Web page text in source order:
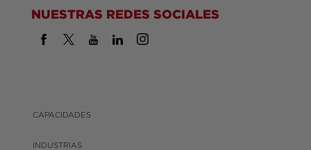
NUESTRAS REDES SOCIALES
CAPACIDADES
INDUSTRIAS